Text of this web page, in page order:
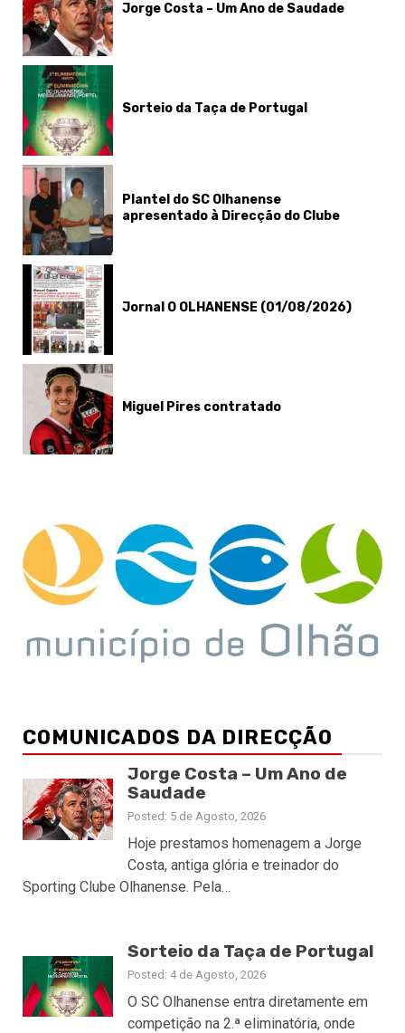
Jorge Costa – Um Ano de Saudade
Sorteio da Taça de Portugal
Plantel do SC Olhanense
apresentado à Direcção do Clube
Jornal O OLHANENSE (01/08/2026)
Miguel Pires contratado
COMUNICADOS DA DIRECÇÃO
Jorge Costa – Um Ano de
Saudade
Posted: 5 de Agosto, 2026
Hoje prestamos homenagem a Jorge
Costa, antiga glória e treinador do
Sporting Clube Olhanense. Pela…
Sorteio da Taça de Portugal
Posted: 4 de Agosto, 2026
O SC Olhanense entra diretamente em
competição na 2.ª eliminatória, onde